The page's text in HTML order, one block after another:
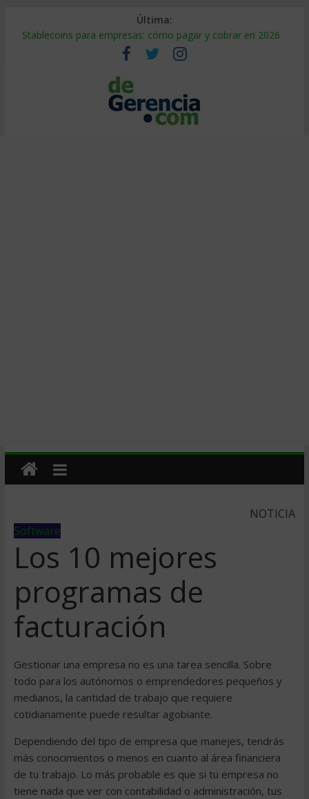
Última:
Stablecoins para empresas: cómo pagar y cobrar en 2026
Despido silencioso: qué es y por qué sale tan caro
IA en selección de personal: cómo auditarla a tiempo
Trabajo forzoso en la cadena de suministro: qué hacer
Mercado hispano de EE. UU.: cómo segmentarlo y venderle
NOTICIA
Software
Los 10 mejores
programas de
facturación
Gestionar una empresa no es una tarea sencilla. Sobre
todo para los autónomos o emprendedores pequeños y
medianos, la cantidad de trabajo que requiere
cotidianamente puede resultar agobiante.
Dependiendo del tipo de empresa que manejes, tendrás
más conocimientos o menos en cuanto al área financiera
de tu trabajo. Lo más probable es que si tu empresa no
tiene nada que ver con contabilidad o administración, tus